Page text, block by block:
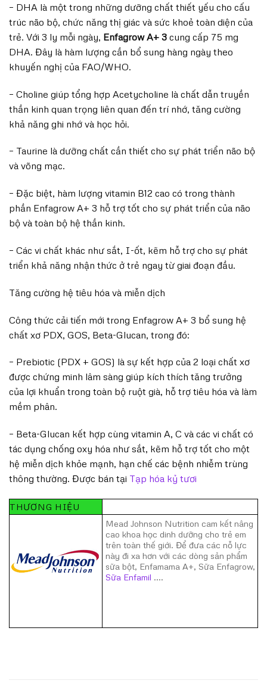
– DHA là một trong những dưỡng chất thiết yếu cho cấu
trúc não bộ, chức năng thị giác và sức khoẻ toàn diện của
trẻ. Với 3 ly mỗi ngày, Enfagrow A+ 3 cung cấp 75 mg
DHA. Đây là hàm lượng cần bổ sung hàng ngày theo
khuyến nghị của FAO/WHO.
– Choline giúp tổng hợp Acetycholine là chất dẫn truyền
thần kinh quan trọng liên quan đến trí nhớ, tăng cường
khả năng ghi nhớ và học hỏi.
– Taurine là dưỡng chất cần thiết cho sự phát triển não bộ
và võng mạc.
– Đặc biệt, hàm lượng vitamin B12 cao có trong thành
phần Enfagrow A+ 3 hỗ trợ tốt cho sự phát triển của não
bộ và toàn bộ hệ thần kinh.
– Các vi chất khác như sắt, I-ốt, kẽm hỗ trợ cho sự phát
triển khả năng nhận thức ở trẻ ngay từ giai đoạn đầu.
Tăng cường hệ tiêu hóa và miễn dịch
Công thức cải tiến mới trong Enfagrow A+ 3 bổ sung hệ
chất xơ PDX, GOS, Beta-Glucan, trong đó:
– Prebiotic (PDX + GOS) là sự kết hợp của 2 loại chất xơ
được chứng minh lâm sàng giúp kích thích tăng trưởng
của lợi khuẩn trong toàn bộ ruột già, hỗ trợ tiêu hóa và làm
mềm phân.
– Beta-Glucan kết hợp cùng vitamin A, C và các vi chất có
tác dụng chống oxy hóa như sắt, kẽm hỗ trợ tốt cho một
hệ miễn dịch khỏe mạnh, hạn chế các bệnh nhiễm trùng
thông thường. Được bán tại Tạp hóa kỷ tươi
THƯƠNG HIỆU
Mead Johnson Nutrition cam kết nâng
cao khoa học dinh dưỡng cho trẻ em
trên toàn thế giới. Để đưa các nỗ lực
này đi xa hơn với các dòng sản phẩm
sữa bột, Enfamama A+, Sữa Enfagrow,
Sữa Enfamil ....